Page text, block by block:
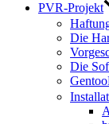
PVR-Projekt
Die
Die